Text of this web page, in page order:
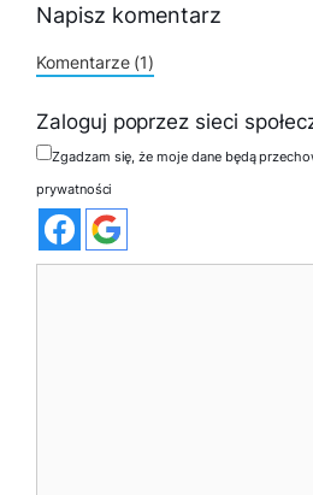
Napisz komentarz
Komentarze (1)
Zaloguj poprzez sieci
Zgadzam się, że moje dane będą
prywatności